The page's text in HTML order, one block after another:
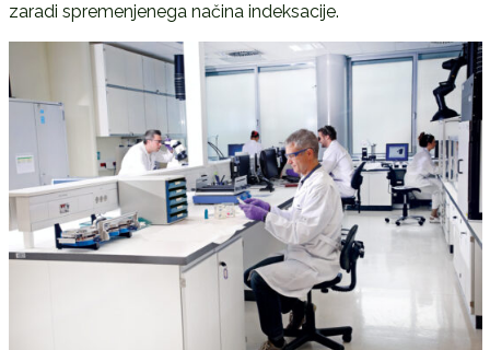
zaradi spremenjenega načina indeksacije.